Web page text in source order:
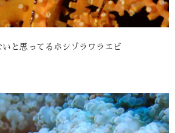
と思ってるホシゾラワラエビ